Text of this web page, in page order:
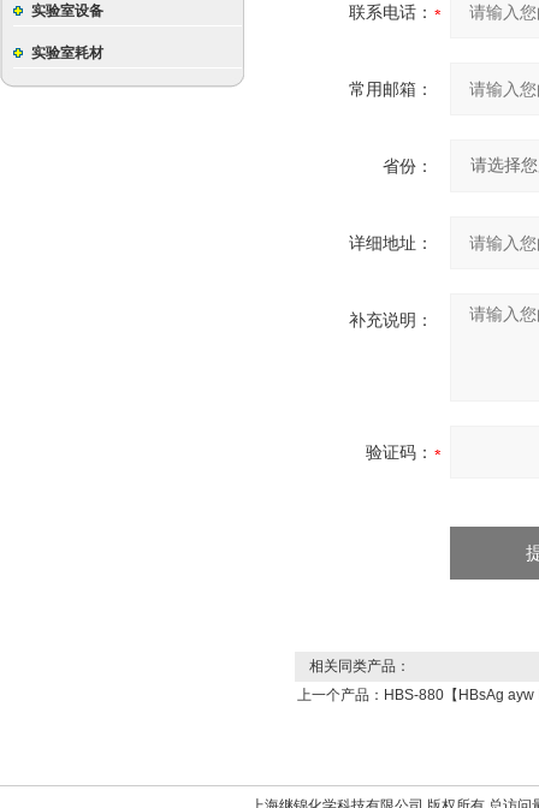
实验室设备
实验室耗材
联系电话：
常用邮箱：
省份：
详细地址：
补充说明：
验证码：
相关同类产品：
上一个产品： HBS-880【HBsAg